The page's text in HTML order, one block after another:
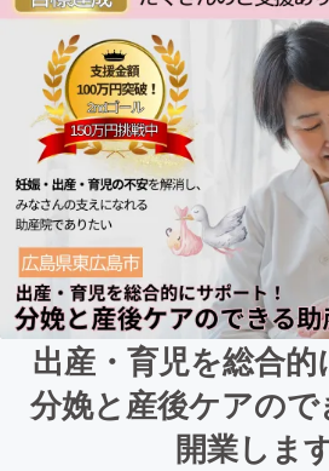
出産・育児を総合的
分娩と産後ケアの
開業しま